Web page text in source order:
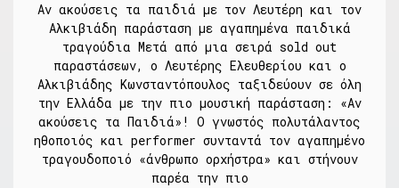
Αν ακούσεις τα παιδιά με τον Λευτέρη και τον
Αλκιβιάδη παράσταση με αγαπημένα παιδικά
τραγούδια Μετά από μια σειρά sold out
παραστάσεων, ο Λευτέρης Ελευθερίου και ο
Αλκιβιάδης Κωνσταντόπουλος ταξιδεύουν σε όλη
την Ελλάδα με την πιο μουσική παράσταση: «Αν
ακούσεις τα Παιδιά»! Ο γνωστός πολυτάλαντος
ηθοποιός και performer συνταντά τον αγαπημένο
τραγουδοποιό «άνθρωπο ορχήστρα» και στήνουν
παρέα την πιο